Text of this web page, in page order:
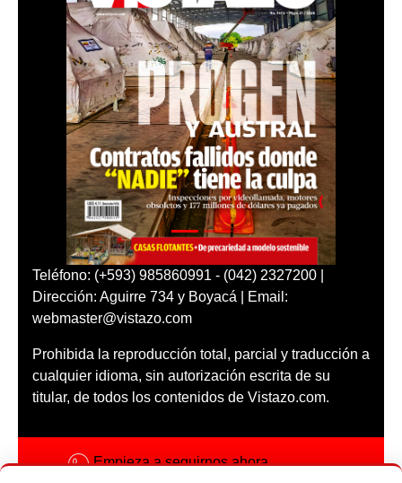
Teléfono: (+593) 985860991 - (042) 2327200 |
Dirección: Aguirre 734 y Boyacá | Email:
webmaster@vistazo.com
Prohibida la reproducción total, parcial y traducción a
cualquier idioma, sin autorización escrita de su
titular, de todos los contenidos de Vistazo.com.
Empieza a seguirnos ahora